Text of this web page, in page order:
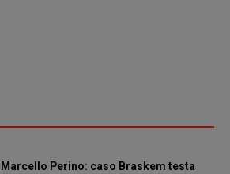
Marcello Perino: caso Braskem testa